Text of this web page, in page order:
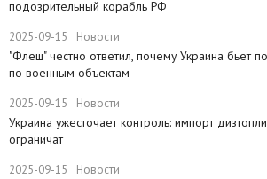
подозрительный корабль РФ
2025-09-15 Новости
"Флеш" честно ответил, почему Украина бьет
по военным объектам
2025-09-15 Новости
Украина ужесточает контроль: импорт
ограничат
2025-09-15 Новости